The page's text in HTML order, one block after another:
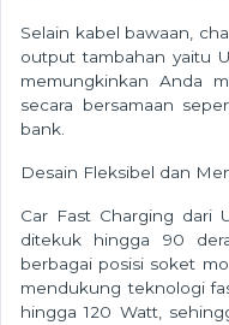
Selain kabel bawaan,
output tambahan yaitu
memungkinkan Anda
secara bersamaan
bank.
Desain Fleksibel dan
Car Fast Charging dari
ditekuk hingga 90
berbagai posisi soket
mendukung teknologi
hingga 120 Watt,